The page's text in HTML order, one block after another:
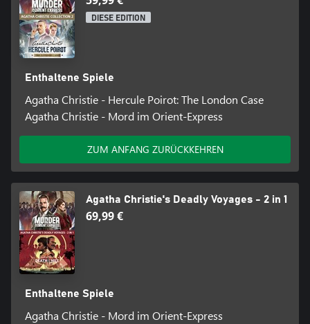
DIESE EDITION
Enthaltene Spiele
Agatha Christie - Hercule Poirot: The London Case
Agatha Christie - Mord im Orient-Express
ZUM ANFANG ZURÜCKKEHREN
Agatha Christie's Deadly Voyages - 2 in 1
69,99 €
Enthaltene Spiele
Agatha Christie - Mord im Orient-Express